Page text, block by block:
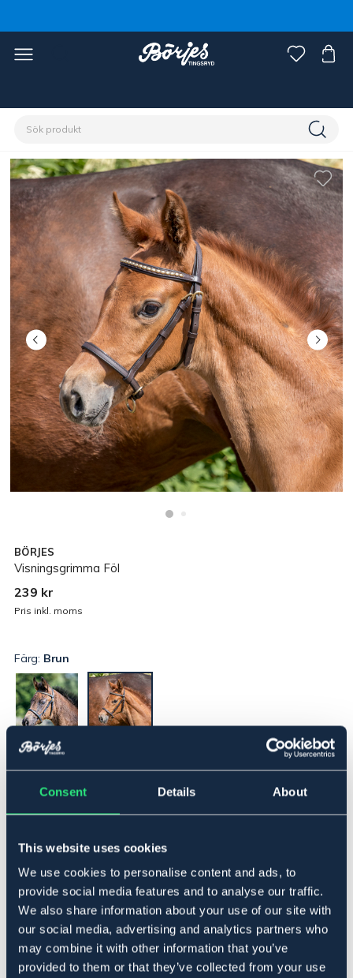
Consent Details About
This website uses cookies
We use cookies to personalise content and ads, to
provide social media features and to analyse our traffic.
We also share information about your use of our site with
our social media, advertising and analytics partners who
may combine it with other information that you’ve
provided to them or that they’ve collected from your use
BÖRJES
Visningsgrimma Föl
239 kr
Pris inkl. moms
Färg: Brun
FÖL
Se lager i butik
Produktbeskrivning
Träns till föl. Justerbar runt nos, sidostycken och käkrem.
Gulddetaljer på pannband samt spännen. Ring att fästa